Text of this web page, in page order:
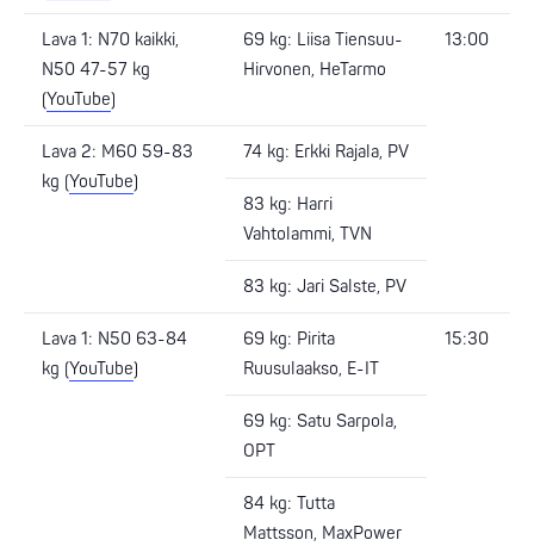
Lava 1: N70 kaikki,
N50 47-57 kg
(YouTube)
69 kg: Liisa Tiensuu-
Hirvonen, HeTarmo
13:00
Lava 2: M60 59-83
kg (YouTube)
74 kg: Erkki Rajala, PV
83 kg: Harri
Vahtolammi, TVN
83 kg: Jari Salste, PV
Lava 1: N50 63-84
kg (YouTube)
69 kg: Pirita
Ruusulaakso, E-IT
15:30
69 kg: Satu Sarpola,
OPT
84 kg: Tutta
Mattsson, MaxPower